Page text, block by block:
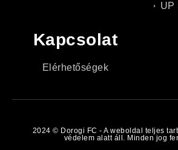
UP
Kapcsolat
Elérhetőségek
2024 © Dorogi FC - A weboldal teljes
védelem alatt áll. Minden jog